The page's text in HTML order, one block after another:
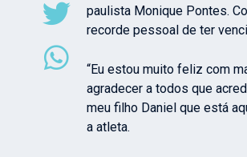
paulistaMonique Pontes.
recorde pessoal de ter
“Eu estou muito feliz com
agradecer a todos que
meu filho Daniel que está
a atleta.